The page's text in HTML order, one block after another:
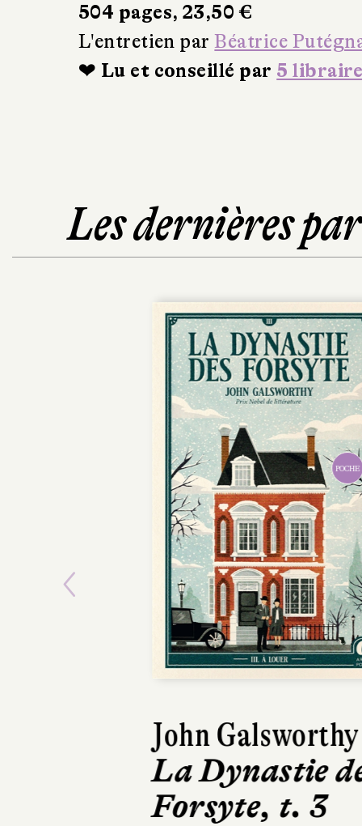
504 pages, 23,50 €
L'entretien parBéatrice
❤ Lu et conseillé par 5
Les dernières
POCHE
John Galsworthy
La Dynastie
Forsyte, t. 3
Previous